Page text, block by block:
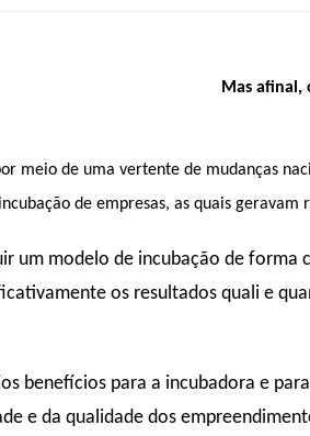
Mas afinal,
meio de uma vertente de mudanças
de empresas, as quais geravam
um modelo de incubação de
os resultados quali e
benefícios para a incubadora e
e da qualidade dos